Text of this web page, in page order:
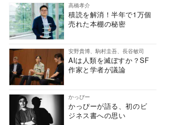
高橋孝介
積読を解消！半年で1万個
売れた本棚の秘密
安野貴博、駒村圭吾、長谷敏司
AIは人類を滅ぼすか？SF
作家と学者が議論
かっぴー
かっぴーが語る、初のビ
ジネス書への思い